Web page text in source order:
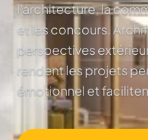
l'architecture, la
et les concours.
perspectives
rendent les projets
émotionnel et